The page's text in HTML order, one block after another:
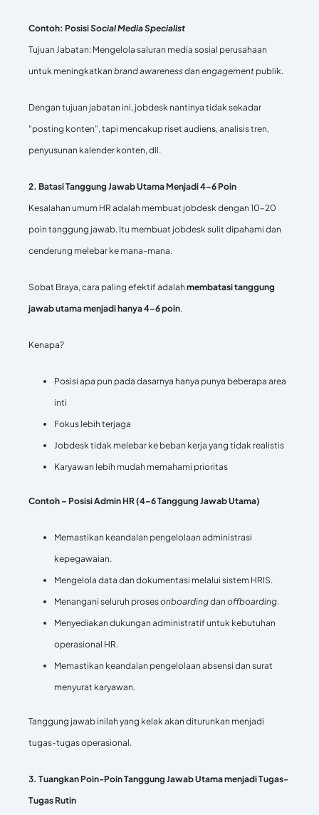
Contoh: PosisiSocial Media Specialist
Tujuan Jabatan: Mengelola saluran media sosial perusahaan
untuk meningkatkan brand awarenessdan engagement publik.
Dengan tujuan jabatan ini, jobdesk nantinya tidak sekadar
"posting konten", tapi mencakup riset audiens, analisis tren,
penyusunan kalender konten, dll.
2. Batasi Tanggung Jawab Utama Menjadi 4–6 Poin
Kesalahan umum HR adalah membuat jobdesk dengan 10–20
poin tanggung jawab. Itu membuat jobdesk sulit dipahami dan
cenderung melebar ke mana-mana.
Sobat Braya, cara paling efektif adalah membatasi tanggung
jawab utama menjadi hanya 4–6 poin.
Kenapa?
Posisi apa pun pada dasarnya hanya punya beberapa area
inti
Fokus lebih terjaga
Jobdesk tidak melebar ke beban kerja yang tidak realistis
Karyawan lebih mudah memahami prioritas
Contoh – Posisi Admin HR (4–6 Tanggung Jawab Utama)
Memastikan keandalan pengelolaan administrasi
kepegawaian.
Mengelola data dan dokumentasi melalui sistem HRIS.
Menangani seluruh prosesonboardingdan offboarding.
Menyediakan dukungan administratif untuk kebutuhan
operasional HR.
Memastikan keandalan pengelolaan absensi dan surat
menyurat karyawan.
Tanggung jawab inilah yang kelak akan diturunkan menjadi
tugas-tugas operasional.
3. Tuangkan Poin-Poin Tanggung Jawab Utama menjadi Tugas-
Tugas Rutin